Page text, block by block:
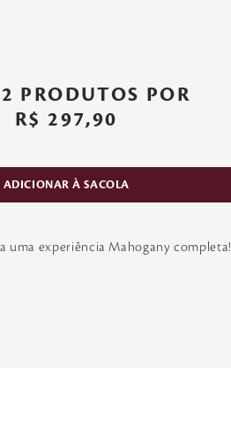
PRODUTOS POR
R$ 297,90
ADICIONAR À SACOLA
uma experiência Mahogany completa!